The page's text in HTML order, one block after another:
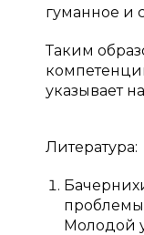
гуманное и
Таким
указывает
Литература:
проблемы
Молодой